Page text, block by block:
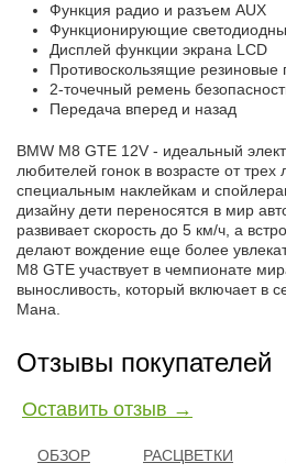
Функция радио и разъем AUX
Функционирующие
Дисплей функции экрана LCD
Противоскользящие резиновые
2-точечный ремень
Передача вперед и назад
BMW M8 GTE 12V - идеальный
любителей гонок в возрасте от
специальным наклейкам и
дизайну дети переносятся в мир
развивает скорость до 5 км/ч, а
делают вождение еще более
M8 GTE участвует в чемпионате
выносливость, который включает в
Мана.
Отзывы покупателей
Оставить отзыв →
ОБЗОР РАСЦВЕТКИ